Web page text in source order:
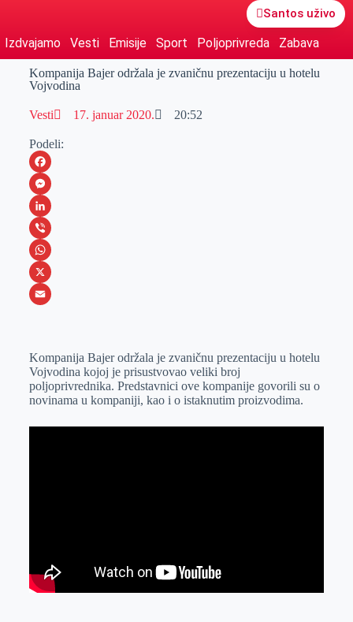
Santos uživo
Izdvajamo Vesti Emisije Sport Poljoprivreda Zabava
Kompanija Bajer održala je zvaničnu prezentaciju u hotelu
Vojvodina
Vesti 17. januar 2020. 20:52
Podeli:
F
a
c
e
b
o
M
e
s
s
e
e
r
L
i
n
k
I
n
V
i
b
W
h
s
A
p
p
X
a
i
l
Kompanija Bajer održala je zvaničnu prezentaciju u hotelu
Vojvodina kojoj je prisustvovao veliki broj
poljoprivrednika. Predstavnici ove kompanije govorili su o
novinama u kompaniji, kao i o istaknutim proizvodima.